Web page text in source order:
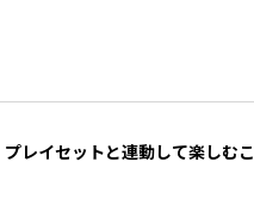
レイセットと連動して楽しむこ